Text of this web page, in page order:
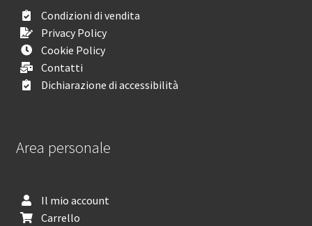
Condizioni di vendita
Privacy Policy
Cookie Policy
Contatti
Dichiarazione di accessibilità
Area personale
Il mio account
Carrello